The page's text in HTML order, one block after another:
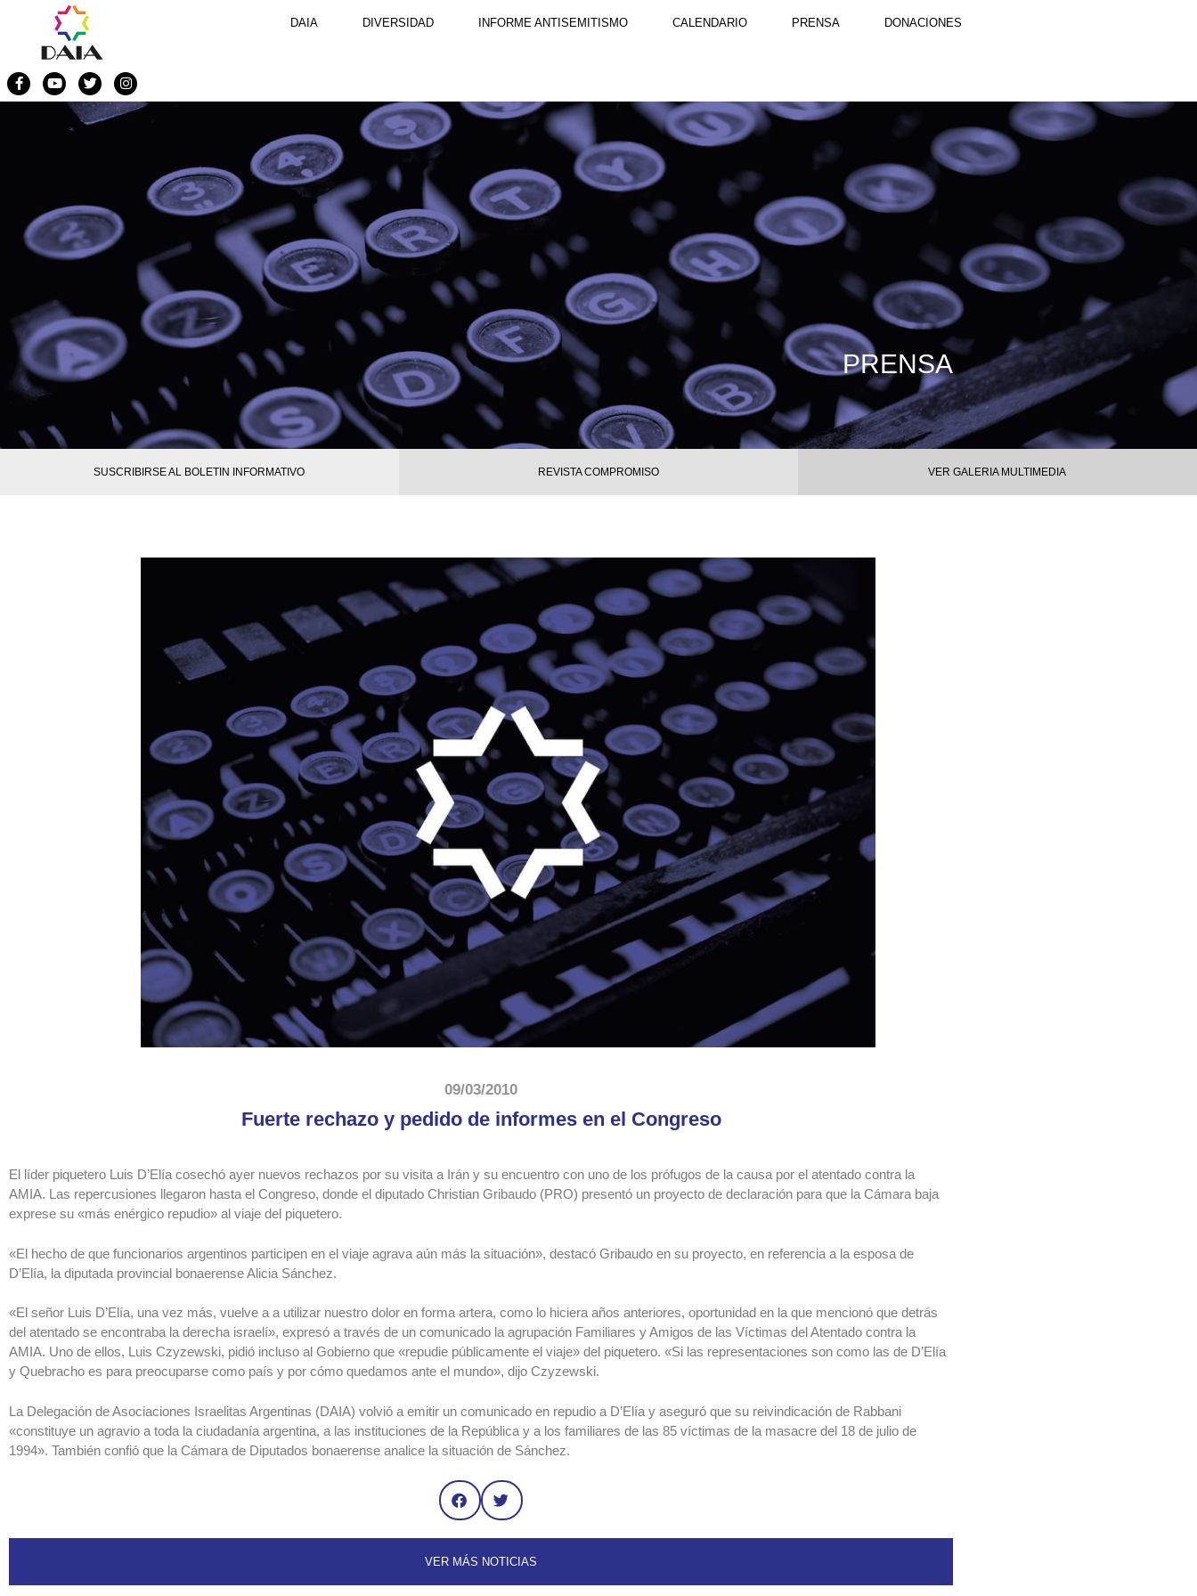
DAIA DIVERSIDAD INFORME ANTISEMITISMO CALENDARIO PRENSA DONACIONES
PRENSA
SUSCRIBIRSE AL BOLETIN INFORMATIVO REVISTA COMPROMISO VER GALERIA MULTIMEDIA
09/03/2010
Fuerte rechazo y pedido de informes en el Congreso
El líder piquetero Luis D’Elía cosechó ayer nuevos rechazos por su visita a Irán y su encuentro con uno de los prófugos de la causa por el atentado contra la
AMIA. Las repercusiones llegaron hasta el Congreso, donde el diputado Christian Gribaudo (PRO) presentó un proyecto de declaración para que la Cámara baja
exprese su «más enérgico repudio» al viaje del piquetero.
«El hecho de que funcionarios argentinos participen en el viaje agrava aún más la situación», destacó Gribaudo en su proyecto, en referencia a la esposa de
D’Elía, la diputada provincial bonaerense Alicia Sánchez.
«El señor Luis D’Elía, una vez más, vuelve a a utilizar nuestro dolor en forma artera, como lo hiciera años anteriores, oportunidad en la que mencionó que detrás
del atentado se encontraba la derecha israelí», expresó a través de un comunicado la agrupación Familiares y Amigos de las Víctimas del Atentado contra la
AMIA. Uno de ellos, Luis Czyzewski, pidió incluso al Gobierno que «repudie públicamente el viaje» del piquetero. «Si las representaciones son como las de D’Elía
y Quebracho es para preocuparse como país y por cómo quedamos ante el mundo», dijo Czyzewski.
La Delegación de Asociaciones Israelitas Argentinas (DAIA) volvió a emitir un comunicado en repudio a D’Elía y aseguró que su reivindicación de Rabbani
«constituye un agravio a toda la ciudadanía argentina, a las instituciones de la República y a los familiares de las 85 víctimas de la masacre del 18 de julio de
1994». También confió que la Cámara de Diputados bonaerense analice la situación de Sánchez.
VER MÁS NOTICIAS